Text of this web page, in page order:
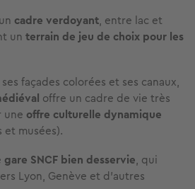
cadre verdoyant, entre lac et
un terrain de jeu de choix pour les
façades colorées et ses canaux,
offre un cadre de vie très
une offre culturelle dynamique
et musées).
gare SNCF bien desservie, qui
Lyon, Genève et d’autres